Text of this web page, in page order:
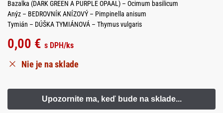
Bazalka (DARK GREEN A PURPLE OPAAL) – Ocimum basilicum
Anýz – BEDROVNÍK ANÍZOVÝ – Pimpinella anisum
Tymián – DÚŠKA TYMIÁNOVÁ – Thymus vulgaris
0,00 € s DPH/ks
Nie je na sklade